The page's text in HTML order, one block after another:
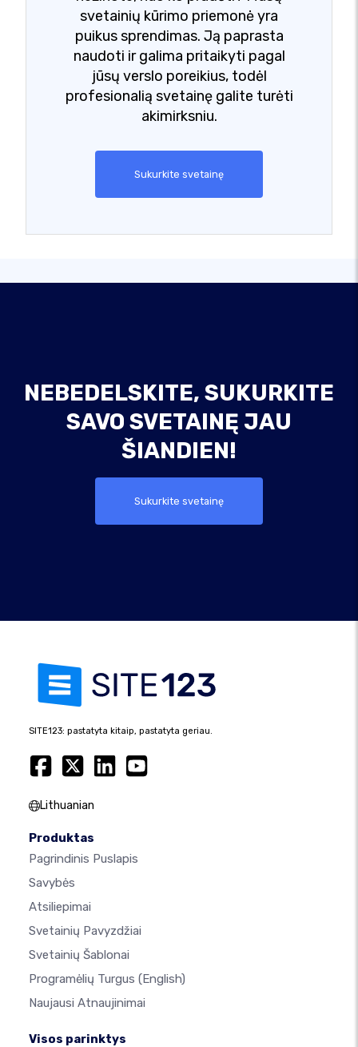
svetainių kūrimo priemonė yra
puikus sprendimas. Ją paprasta
naudoti ir galima pritaikyti pagal
jūsų verslo poreikius, todėl
profesionalią svetainę galite turėti
akimirksniu.
Sukurkite svetainę
NEBEDELSKITE, SUKURKITE
SAVO SVETAINĘ JAU
ŠIANDIEN!
Sukurkite svetainę
SITE123: pastatyta kitaip, pastatyta geriau.
Lithuanian
Produktas
Pagrindinis Puslapis
Savybės
Atsiliepimai
Svetainių Pavyzdžiai
Svetainių Šablonai
Programėlių Turgus (English)
Naujausi Atnaujinimai
Visos parinktys